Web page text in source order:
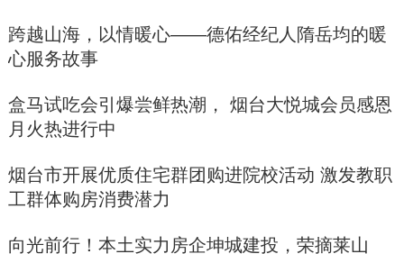
跨越山海，以情暖心——德佑经纪人隋岳均的暖
心服务故事
盒马试吃会引爆尝鲜热潮， 烟台大悦城会员感恩
月火热进行中
烟台市开展优质住宅群团购进院校活动 激发教职
工群体购房消费潜力
向光前行！本土实力房企坤城建投，荣摘莱山